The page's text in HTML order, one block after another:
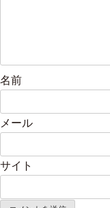
名前
メール
サイト